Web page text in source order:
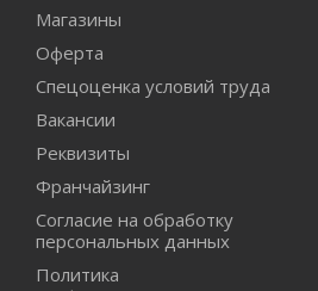
Магазины
Оферта
Спецоценка условий труда
Вакансии
Реквизиты
Франчайзинг
Согласие на обработку
персональных данных
Политика